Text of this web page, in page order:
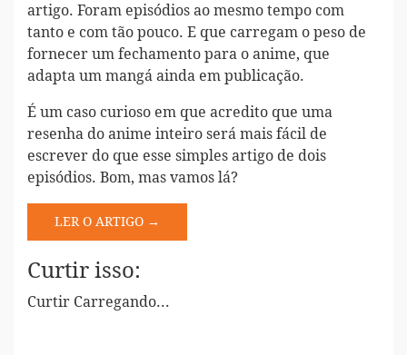
artigo. Foram episódios ao mesmo tempo com
tanto e com tão pouco. E que carregam o peso de
fornecer um fechamento para o anime, que
adapta um mangá ainda em publicação.
É um caso curioso em que acredito que uma
resenha do anime inteiro será mais fácil de
escrever do que esse simples artigo de dois
episódios. Bom, mas vamos lá?
LER O ARTIGO →
Curtir isso:
Curtir Carregando...